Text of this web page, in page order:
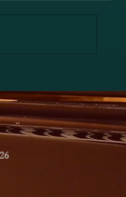
共鳴―」のお知